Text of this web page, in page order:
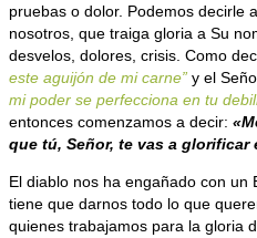
pruebas o dolor. Podemos decirle
nosotros, que traiga gloria a Su
desvelos, dolores, crisis. Como
este aguijón de mi carne” y el
mi poder se perfecciona en tu
entonces comenzamos a decir: «
que tú, Señor, te vas a glorificar
El diablo nos ha engañado con un
tiene que darnos todo lo que
quienes trabajamos para la gloria